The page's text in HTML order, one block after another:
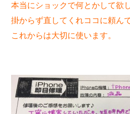
本当にショックで何とかして欲
掛からず直してくれココに頼ん
これからは大切に使います。